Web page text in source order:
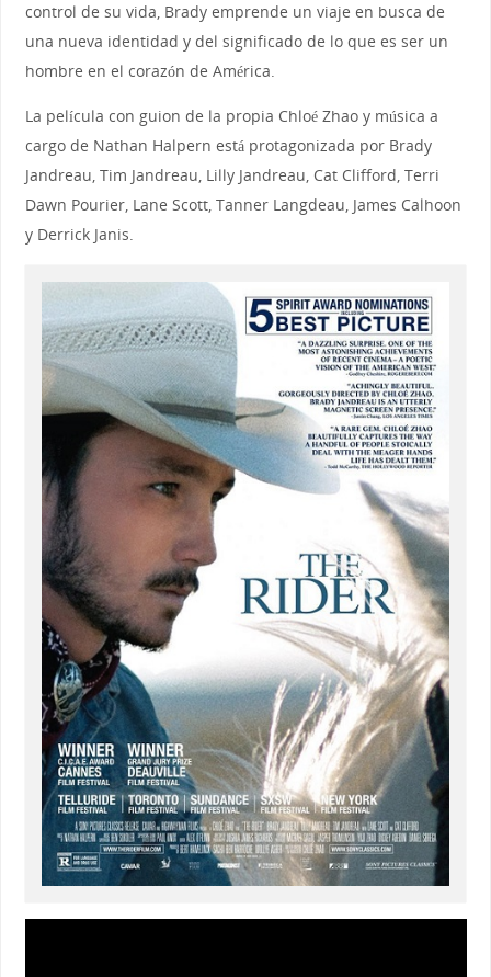
control de su vida, Brady emprende un viaje en busca de
una nueva identidad y del significado de lo que es ser un
hombre en el corazón de América.
La película con guion de la propia Chloé Zhao y música a
cargo de Nathan Halpern está protagonizada por Brady
Jandreau, Tim Jandreau, Lilly Jandreau, Cat Clifford, Terri
Dawn Pourier, Lane Scott, Tanner Langdeau, James Calhoon
y Derrick Janis.